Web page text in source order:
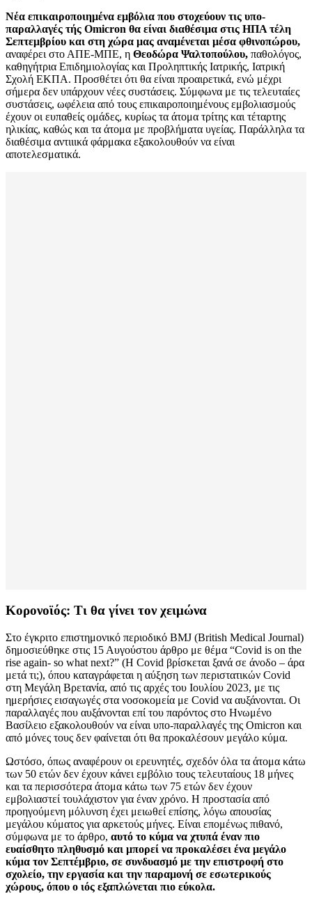
Νέα επικαιροποιημένα εμβόλια που στοχεύουν τις υπο-
παραλλαγές τής Omicron θα είναι διαθέσιμα στις ΗΠΑ τέλη
Σεπτεμβρίου και στη χώρα μας αναμένεται μέσα φθινοπώρου,
αναφέρει στο ΑΠΕ-ΜΠΕ, η Θεοδώρα Ψαλτοπούλου, παθολόγος,
καθηγήτρια Επιδημιολογίας και Προληπτικής Ιατρικής, Ιατρική
Σχολή ΕΚΠΑ. Προσθέτει ότι θα είναι προαιρετικά, ενώ μέχρι
σήμερα δεν υπάρχουν νέες συστάσεις. Σύμφωνα με τις τελευταίες
συστάσεις, ωφέλεια από τους επικαιροποιημένους εμβολιασμούς
έχουν οι ευπαθείς ομάδες, κυρίως τα άτομα τρίτης και τέταρτης
ηλικίας, καθώς και τα άτομα με προβλήματα υγείας. Παράλληλα τα
διαθέσιμα αντιιικά φάρμακα εξακολουθούν να είναι
αποτελεσματικά.
Κορονοϊός: Τι θα γίνει τον χειμώνα
Στο έγκριτο επιστημονικό περιοδικό BMJ (British Medical Journal)
δημοσιεύθηκε στις 15 Αυγούστου άρθρο με θέμα “Covid is on the
rise again- so what next?” (Η Covid βρίσκεται ξανά σε άνοδο – άρα
μετά τι;), όπου καταγράφεται η αύξηση των περιστατικών Covid
στη Μεγάλη Βρετανία, από τις αρχές του Ιουλίου 2023, με τις
ημερήσιες εισαγωγές στα νοσοκομεία με Covid να αυξάνονται. Οι
παραλλαγές που αυξάνονται επί του παρόντος στο Ηνωμένο
Βασίλειο εξακολουθούν να είναι υπο-παραλλαγές της Omicron και
από μόνες τους δεν φαίνεται ότι θα προκαλέσουν μεγάλο κύμα.
Ωστόσο, όπως αναφέρουν οι ερευνητές, σχεδόν όλα τα άτομα κάτω
των 50 ετών δεν έχουν κάνει εμβόλιο τους τελευταίους 18 μήνες
και τα περισσότερα άτομα κάτω των 75 ετών δεν έχουν
εμβολιαστεί τουλάχιστον για έναν χρόνο. Η προστασία από
προηγούμενη μόλυνση έχει μειωθεί επίσης, λόγω απουσίας
μεγάλου κύματος για αρκετούς μήνες. Είναι επομένως πιθανό,
σύμφωνα με το άρθρο, αυτό το κύμα να χτυπά έναν πιο
ευαίσθητο πληθυσμό και μπορεί να προκαλέσει ένα μεγάλο
κύμα τον Σεπτέμβριο, σε συνδυασμό με την επιστροφή στο
σχολείο, την εργασία και την παραμονή σε εσωτερικούς
χώρους, όπου ο ιός εξαπλώνεται πιο εύκολα.